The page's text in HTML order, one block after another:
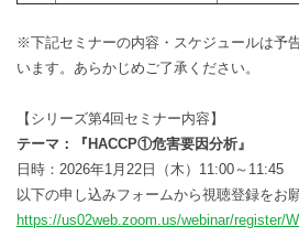
※下記セミナーの内容・スケジュールは予
います。あらかじめご了承ください。
【シリーズ第4回セミナー内容】
テーマ：『 HACCP①危害要因分析 』
日時：2026年1月22日（木）11:00～11:45
以下の申し込みフォームから視聴登録をお
https://us02web.zoom.us/webinar/register/